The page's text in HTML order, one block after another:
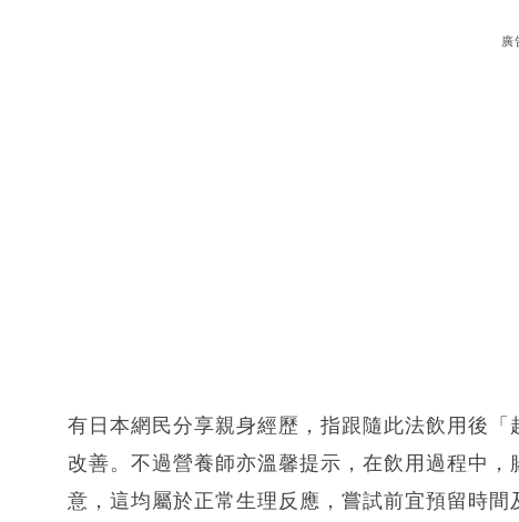
廣
有日本網民分享親身經歷，指跟隨此法飲用後
改善。不過營養師亦溫馨提示，在飲用過程中
意，這均屬於正常生理反應，嘗試前宜預留時間